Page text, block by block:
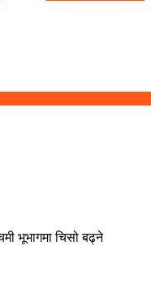
भूभागमा चिसो बढ्ने